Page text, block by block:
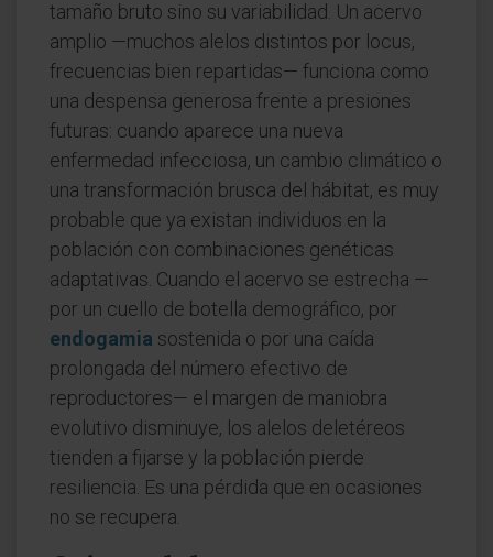
tamaño bruto sino su variabilidad. Un acervo
amplio —muchos alelos distintos por locus,
frecuencias bien repartidas— funciona como
una despensa generosa frente a presiones
futuras: cuando aparece una nueva
enfermedad infecciosa, un cambio climático o
una transformación brusca del hábitat, es muy
probable que ya existan individuos en la
población con combinaciones genéticas
adaptativas. Cuando el acervo se estrecha —
por un cuello de botella demográfico, por
endogamia sostenida o por una caída
prolongada del número efectivo de
reproductores— el margen de maniobra
evolutivo disminuye, los alelos deletéreos
tienden a fijarse y la población pierde
resiliencia. Es una pérdida que en ocasiones
no se recupera.